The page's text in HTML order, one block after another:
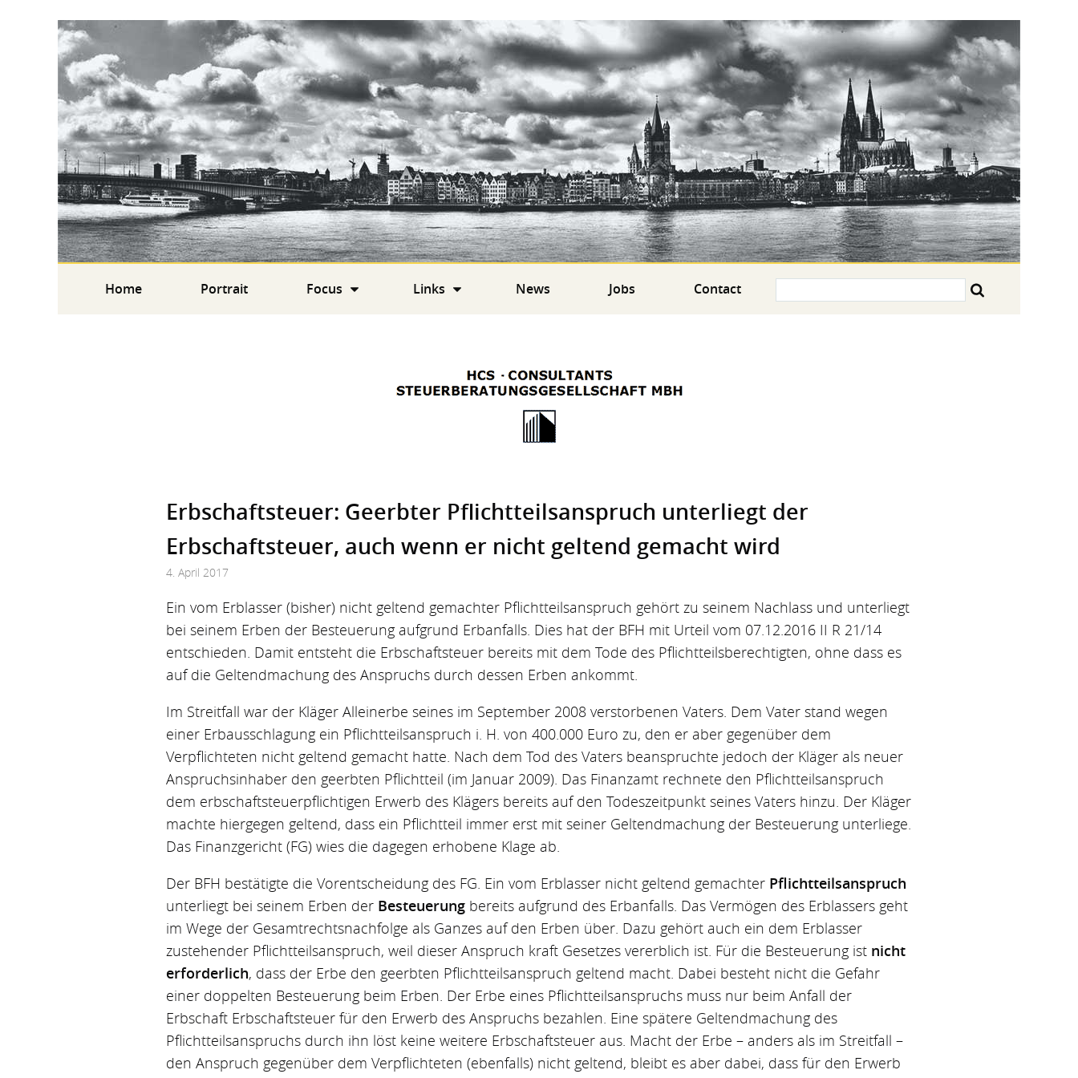
Home Portrait Focus Links News Jobs Contact
Erbschaft­steuer: Geerbter Pflichtteils­anspruch unterliegt der
Erbschaft­steuer, auch wenn er nicht geltend gemacht wird
4. April 2017
Ein vom Erblasser (bisher) nicht geltend gemachter Pflichtteilsanspruch gehört zu seinem Nachlass und unterliegt
bei seinem Erben der Besteuerung aufgrund Erbanfalls. Dies hat der BFH mit Urteil vom 07.12.2016 II R 21/14
entschieden. Damit entsteht die Erbschaftsteuer bereits mit dem Tode des Pflichtteilsberechtigten, ohne dass es
auf die Geltendmachung des Anspruchs durch dessen Erben ankommt.
Im Streitfall war der Kläger Alleinerbe seines im September 2008 verstorbenen Vaters. Dem Vater stand wegen
einer Erbausschlagung ein Pflichtteilsanspruch i. H. von 400.000 Euro zu, den er aber gegenüber dem
Verpflichteten nicht geltend gemacht hatte. Nach dem Tod des Vaters beanspruchte jedoch der Kläger als neuer
Anspruchsinhaber den geerbten Pflichtteil (im Januar 2009). Das Finanzamt rechnete den Pflichtteilsanspruch
dem erbschaftsteuerpflichtigen Erwerb des Klägers bereits auf den Todeszeitpunkt seines Vaters hinzu. Der Kläger
machte hiergegen geltend, dass ein Pflichtteil immer erst mit seiner Geltendmachung der Besteuerung unterliege.
Das Finanzgericht (FG) wies die dagegen erhobene Klage ab.
Der BFH bestätigte die Vorentscheidung des FG. Ein vom Erblasser nicht geltend gemachter Pflichtteilsanspruch
unterliegt bei seinem Erben der Besteuerung bereits aufgrund des Erbanfalls. Das Vermögen des Erblassers geht
im Wege der Gesamtrechtsnachfolge als Ganzes auf den Erben über. Dazu gehört auch ein dem Erblasser
zustehender Pflichtteilsanspruch, weil dieser Anspruch kraft Gesetzes vererblich ist. Für die Besteuerung ist nicht
erforderlich, dass der Erbe den geerbten Pflichtteilsanspruch geltend macht. Dabei besteht nicht die Gefahr
einer doppelten Besteuerung beim Erben. Der Erbe eines Pflichtteilsanspruchs muss nur beim Anfall der
Erbschaft Erbschaftsteuer für den Erwerb des Anspruchs bezahlen. Eine spätere Geltendmachung des
Pflichtteilsanspruchs durch ihn löst keine weitere Erbschaftsteuer aus. Macht der Erbe – anders als im Streitfall –
den Anspruch gegenüber dem Verpflichteten (ebenfalls) nicht geltend, bleibt es aber dabei, dass für den Erwerb